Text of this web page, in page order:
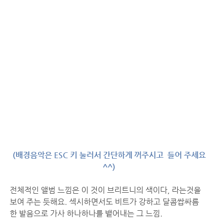
(배경음악은 ESC 키 눌러서 간단하게 꺼주시고 들어 주세요
^^)
전체적인 앨범 느낌은 이 것이 브리트니의 색이다, 라는것을
보여 주는 듯해요. 섹시하면서도 비트가 강하고 달콤쌉싸름
한 발음으로 가사 하나하나를 뱉어내는 그 느낌.